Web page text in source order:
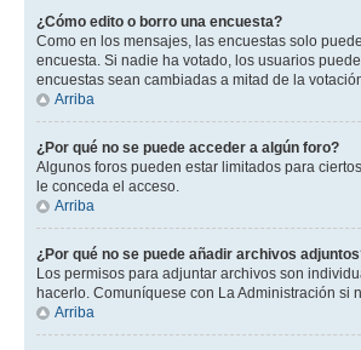
¿Cómo edito o borro una encuesta?
Como en los mensajes, las encuestas solo
encuesta. Si nadie ha votado, los usuarios
encuestas sean cambiadas a mitad de la
Arriba
¿Por qué no se puede acceder a algún foro?
Algunos foros pueden estar limitados para
le conceda el acceso.
Arriba
¿Por qué no se puede añadir archivos
Los permisos para adjuntar archivos son
hacerlo. Comuníquese con La Administración
Arriba